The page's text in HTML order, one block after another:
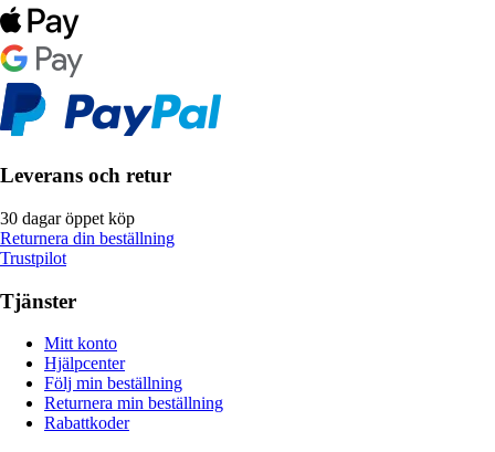
Leverans och retur
30 dagar öppet köp
Returnera din beställning
Trustpilot
Tjänster
Mitt konto
Hjälpcenter
Följ min beställning
Returnera min beställning
Rabattkoder